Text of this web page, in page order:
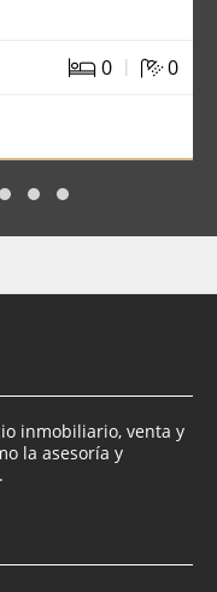
0 | 0
inmobiliario, venta y
la asesoría y